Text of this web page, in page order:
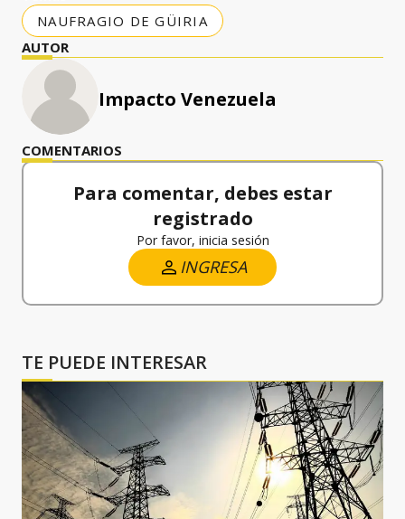
NAUFRAGIO DE GÜIRIA
AUTOR
Impacto Venezuela
COMENTARIOS
Para comentar, debes estar
registrado
Por favor, inicia sesión
INGRESA
TE PUEDE INTERESAR